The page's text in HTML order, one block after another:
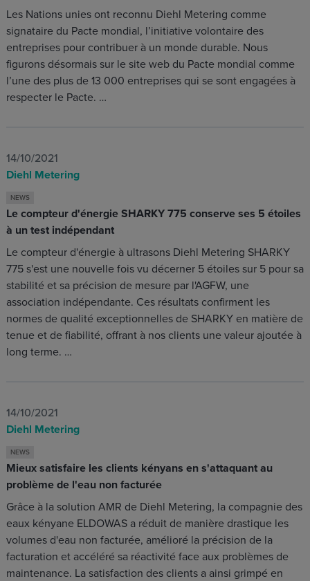
Les Nations unies ont reconnu Diehl Metering comme
signataire du Pacte mondial, l’initiative volontaire des
entreprises pour contribuer à un monde durable. Nous
figurons désormais sur le site web du Pacte mondial comme
l’une des plus de 13 000 entreprises qui se sont engagées à
respecter le Pacte. …
14/10/2021
Diehl Metering
NEWS
Le compteur d'énergie SHARKY 775 conserve ses 5 étoiles
à un test indépendant
Le compteur d'énergie à ultrasons Diehl Metering SHARKY
775 s'est une nouvelle fois vu décerner 5 étoiles sur 5 pour sa
stabilité et sa précision de mesure par l'AGFW, une
association indépendante. Ces résultats confirment les
normes de qualité exceptionnelles de SHARKY en matière de
tenue et de fiabilité, offrant à nos clients une valeur ajoutée à
long terme. …
14/10/2021
Diehl Metering
NEWS
Mieux satisfaire les clients kényans en s'attaquant au
problème de l'eau non facturée
Grâce à la solution AMR de Diehl Metering, la compagnie des
eaux kényane ELDOWAS a réduit de manière drastique les
volumes d'eau non facturée, amélioré la précision de la
facturation et accéléré sa réactivité face aux problèmes de
maintenance. La satisfaction des clients a ainsi grimpé en